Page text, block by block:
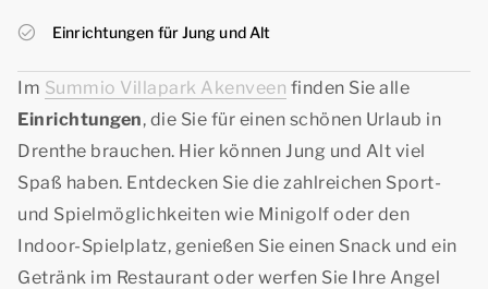
Einrichtungen für Jung und Alt
Im Summio Villapark Akenveen finden Sie alle
Einrichtungen, die Sie für einen schönen Urlaub in
Drenthe brauchen. Hier können Jung und Alt viel
Spaß haben. Entdecken Sie die zahlreichen Sport-
und Spielmöglichkeiten wie Minigolf oder den
Indoor-Spielplatz, genießen Sie einen Snack und ein
Getränk im Restaurant oder werfen Sie Ihre Angel